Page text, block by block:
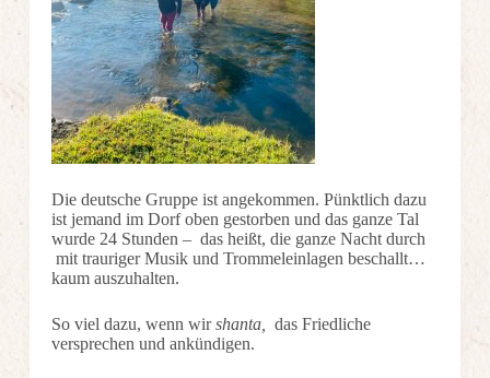
Die deutsche Gruppe ist angekommen. Pünktlich dazu
ist jemand im Dorf oben gestorben und das ganze Tal
wurde 24 Stunden – das heißt, die ganze Nacht durch
mit trauriger Musik und Trommeleinlagen beschallt…
kaum auszuhalten.
So viel dazu, wenn wirshanta,
das Friedliche
versprechen und ankündigen.